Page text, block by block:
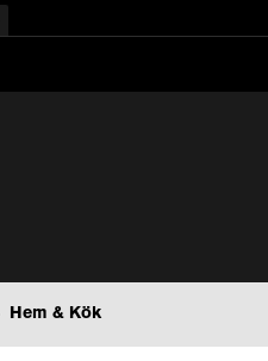
Hem & Kök